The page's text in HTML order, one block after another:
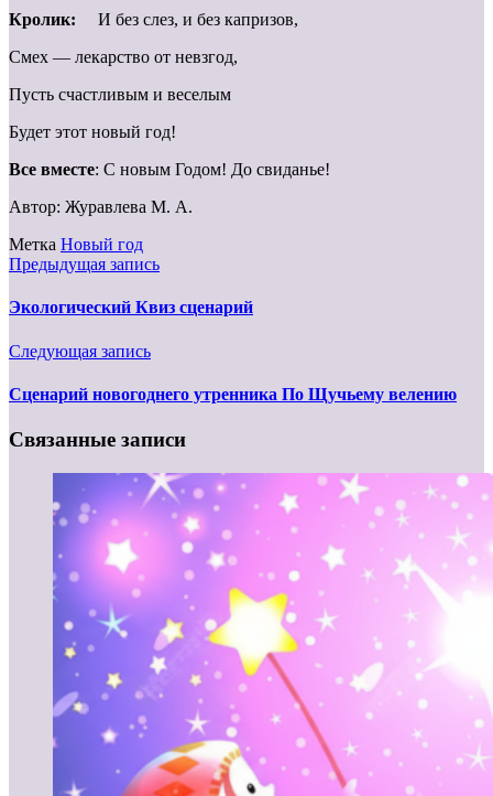
Кролик: И без слез, и без капризов,
Смех — лекарство от невзгод,
Пусть счастливым и веселым
Будет этот новый год!
Все вместе: С новым Годом! До свиданье!
Автор: Журавлева М. А.
Метка Новый год
Предыдущая запись
Экологический Квиз сценарий
Следующая запись
Сценарий новогоднего утренника По Щучьему велению
Связанные записи